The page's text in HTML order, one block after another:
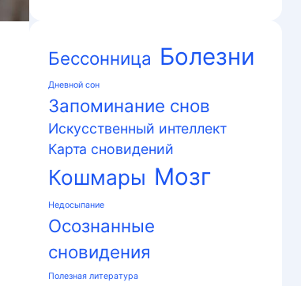
Бессонница Болезни
Дневной сон
Запоминание снов
Искусственный интеллект
Карта сновидений
Кошмары Мозг
Недосыпание
Осознанные
сновидения
Полезная литература